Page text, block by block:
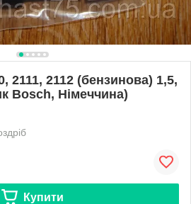
2111, 2112 (бензинова) 1,5,
Bosch, Німеччина)
Купити